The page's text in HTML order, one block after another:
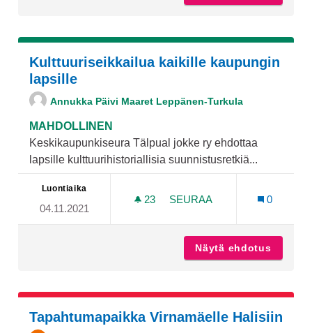
Kulttuuriseikkailua kaikille kaupungin
lapsille
Annukka Päivi Maaret Leppänen-Turkula
MAHDOLLINEN
Keskikaupunkiseura Tälpual jokke ry ehdottaa
lapsille kulttuurihistoriallisia suunnistusretkiä...
Luontiaika
04.11.2021
23 23 SEURAAJAA
SEURAA
0
Näytä ehdotus
Tapahtumapaikka Virnamäelle Halisiin